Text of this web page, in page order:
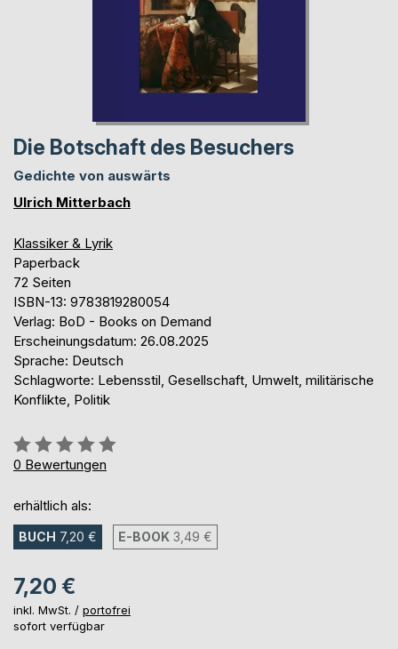
Die Botschaft des Besuchers
Gedichte von auswärts
Ulrich Mitterbach
Klassiker & Lyrik
Paperback
72 Seiten
ISBN-13: 9783819280054
Verlag: BoD - Books on Demand
Erscheinungsdatum: 26.08.2025
Sprache: Deutsch
Schlagworte: Lebensstil, Gesellschaft, Umwelt, militärische
Konflikte, Politik
Bewertung::
0%
0 Bewertungen
erhältlich als:
BUCH 7,20 € E-BOOK 3,49 €
7,20 €
inkl. MwSt. / portofrei
sofort verfügbar